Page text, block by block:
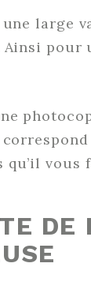
large
pour
qu’il vous
DE